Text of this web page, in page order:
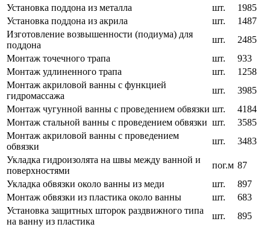
Установка поддона из металла
шт.
1985
Установка поддона из акрила
шт.
1487
Изготовление возвышенности (подиума) для
поддона
шт.
2485
Монтаж точечного трапа
шт.
933
Монтаж удлиненного трапа
шт.
1258
Монтаж акриловой ванны с функцией
гидромассажа
шт.
3985
Монтаж чугунной ванны с проведением обвязки шт.
4184
Монтаж стальной ванны с проведением обвязки шт.
3585
Монтаж акриловой ванны с проведением
обвязки
шт.
3483
Укладка гидроизолята на швы между ванной и
поверхностями
пог.м 87
Укладка обвязки около ванны из меди
шт.
897
Монтаж обвязки из пластика около ванны
шт.
683
Установка защитных шторок раздвижного типа
на ванну из пластика
шт.
895